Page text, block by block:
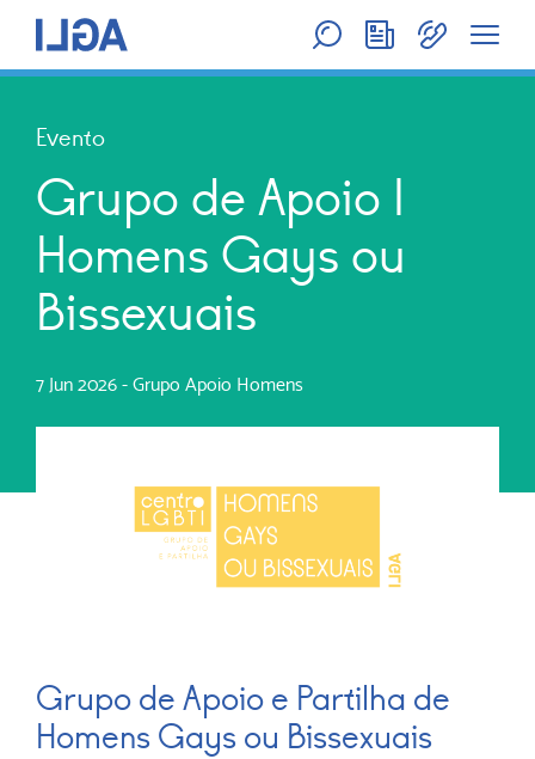
Evento
Grupo de Apoio |
Homens Gays ou
Bissexuais
7 Jun 2026 - Grupo Apoio Homens
Grupo de Apoio e Partilha de
Homens Gays ou Bissexuais